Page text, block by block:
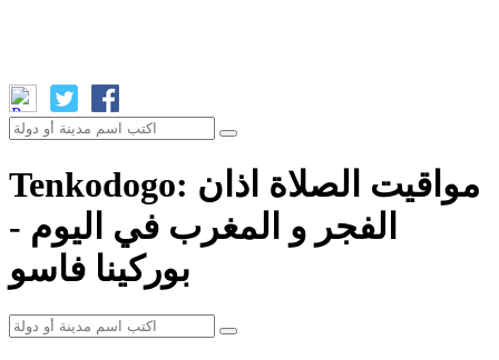
Tenkodogo: مواقيت الصلاة اذان
الفجر و المغرب في اليوم -
بوركينا فاسو